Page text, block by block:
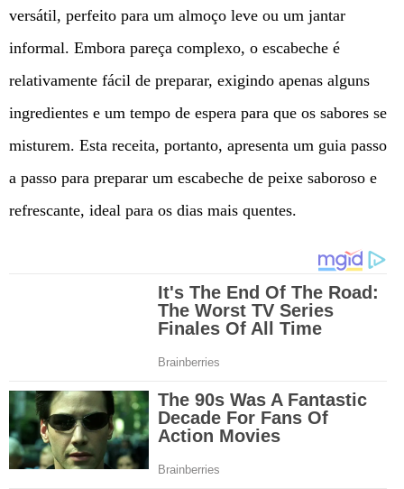
versátil, perfeito para um almoço leve ou um jantar
informal. Embora pareça complexo, o escabeche é
relativamente fácil de preparar, exigindo apenas alguns
ingredientes e um tempo de espera para que os sabores se
misturem. Esta receita, portanto, apresenta um guia passo
a passo para preparar um escabeche de peixe saboroso e
refrescante, ideal para os dias mais quentes.